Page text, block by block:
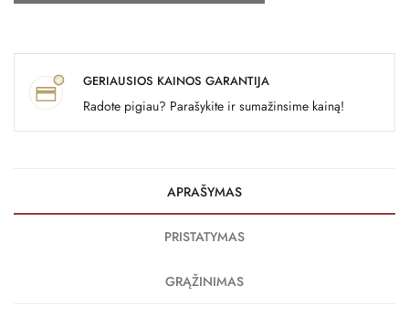
GERIAUSIOS KAINOS GARANTIJA
Radote pigiau? Parašykite ir sumažinsime kainą!
APRAŠYMAS
PRISTATYMAS
GRĄŽINIMAS